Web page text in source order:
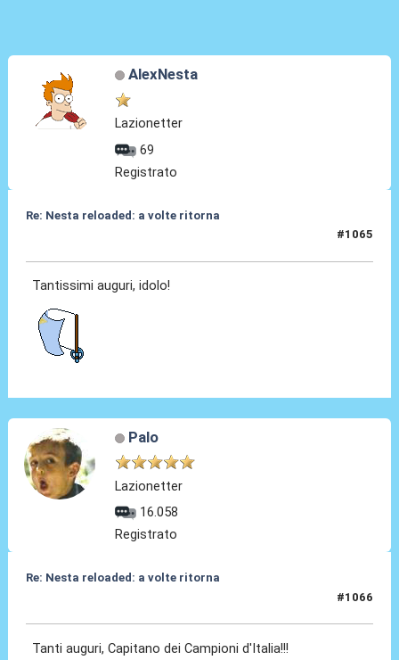
AlexNesta
Lazionetter
69
Registrato
Re: Nesta reloaded: a volte ritorna
#1065
Tantissimi auguri, idolo!
Palo
Lazionetter
16.058
Registrato
Re: Nesta reloaded: a volte ritorna
#1066
Tanti auguri, Capitano dei Campioni d'Italia!!!